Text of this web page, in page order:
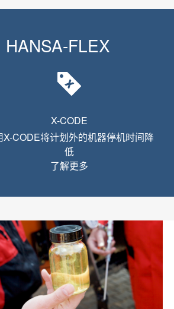
HANSA-FLEX
X-CODE
X-CODE将计划外的机器停机时间降
低
了解更多